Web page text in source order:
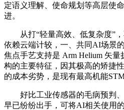
定语义理解、使命规划等高层使
进。
从打“轻量高效、低复杂度”，
依赖云端计较，一、共同AI场景
焦点手艺支持是 Arm Helium 矢
构的主要特征，因其极高的矫捷
的成本劣势，是现有最高机能
好比工业传感器的毛病预判、
早已纷纷出手，可将AI相关使用